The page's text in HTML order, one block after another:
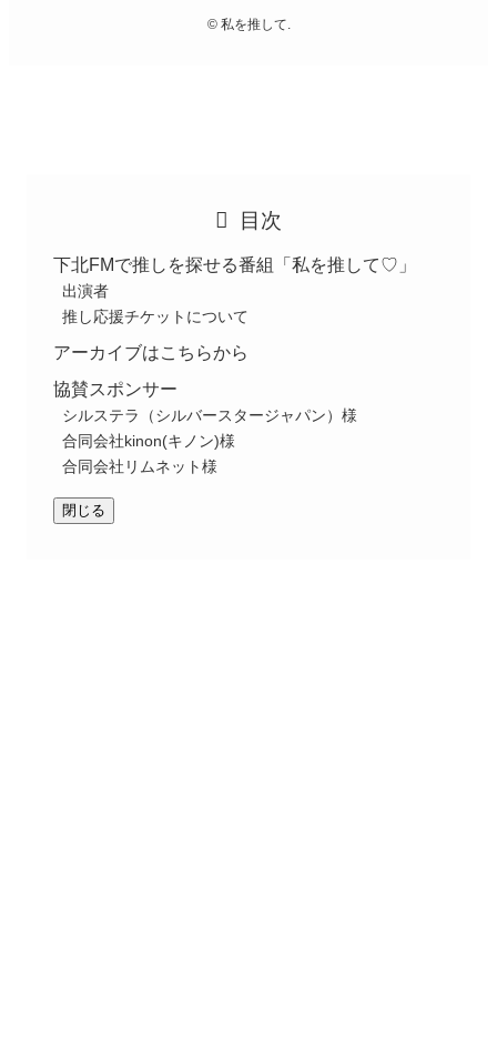
©私を推して.
目次
下北FMで推しを探せる番組「私を推して♡」
出演者
推し応援チケットについて
アーカイブはこちらから
協賛スポンサー
シルステラ（シルバースタージャパン）様
合同会社kinon(キノン)様
合同会社リムネット様
閉じる